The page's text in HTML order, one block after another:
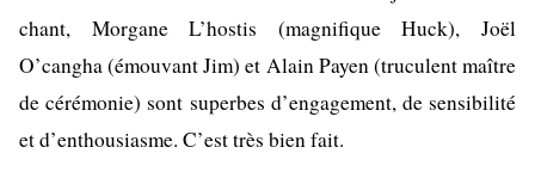
chant, Morgane L’hostis (magnifique Huck), Joël
O’cangha (émouvant Jim) et Alain Payen (truculent maître
de cérémonie) sont superbes d’engagement, de sensibilité
et d’enthousiasme. C’est très bien fait.